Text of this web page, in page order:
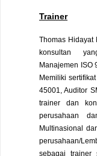
Trainer
Thomas Hidayat
konsultan
Manajemen ISO
Memiliki
45001, Auditor
trainer dan
perusahaan
Multinasional
perusahaan/
sebagai trainer